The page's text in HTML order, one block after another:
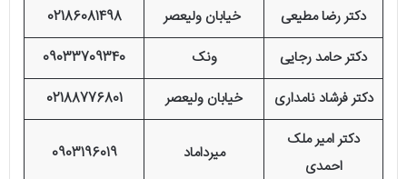
دکتر رضا مطیعی
خیابان ولیعصر
02186081498
دکتر حامد رجایی
ونک
09033709340
دکتر فرشاد نامداری
خیابان ولیعصر
02188776801
دکتر امیر ملک
احمدی
میرداماد 0903196019